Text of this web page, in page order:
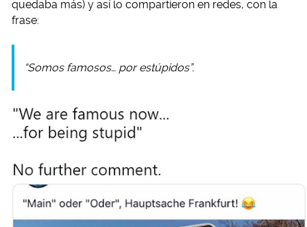
quedaba más) y así lo compartieron en redes, con la
frase:
“Somos famosos… por estúpidos”.